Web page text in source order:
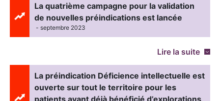
La quatrième campagne pour la validation
de nouvelles préindications est lancée
- septembre 2023
Lire la suite
La préindication Déficience intellectuelle est
ouverte sur tout le territoire pour les
patients ayant déjà bénéficié d’explorations